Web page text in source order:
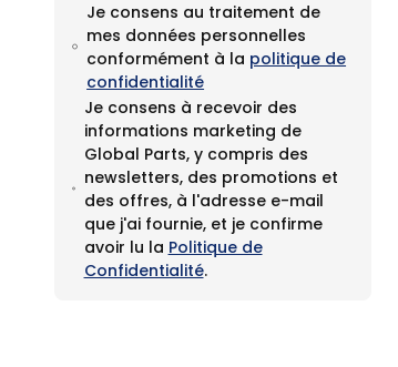
Je consens au traitement de
mes données personnelles
conformément à la politique de
confidentialité
Je consens à recevoir des
informations marketing de
Global Parts, y compris des
newsletters, des promotions et
des offres, à l'adresse e-mail
que j'ai fournie, et je confirme
avoir lu la Politique de
Confidentialité.